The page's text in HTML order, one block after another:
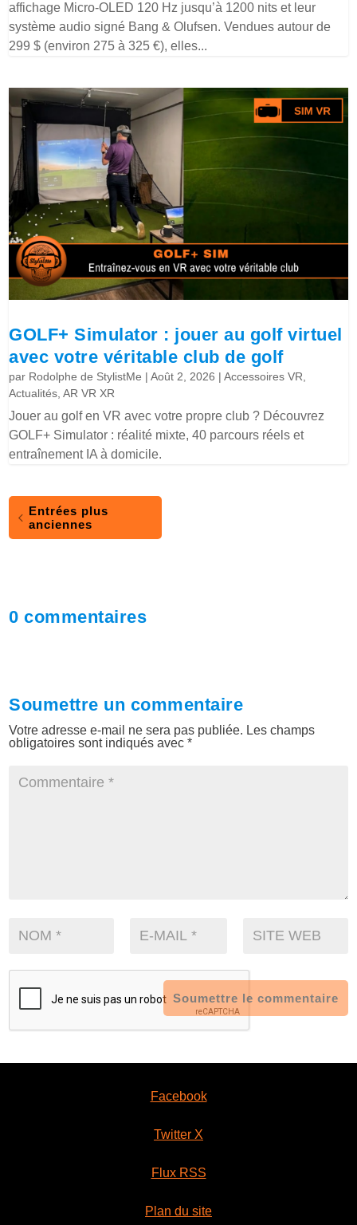
affichage Micro-OLED 120 Hz jusqu’à 1200 nits et leur
système audio signé Bang & Olufsen. Vendues autour de
299 $ (environ 275 à 325 €), elles...
GOLF+ Simulator : jouer au golf virtuel
avec votre véritable club de golf
par Rodolphe de StylistMe |Août 2, 2026 |Accessoires VR
Actualités ,AR VR XR
Jouer au golf en VR avec votre propre club ? Découvrez
GOLF+ Simulator : réalité mixte, 40 parcours réels et
entraînement IA à domicile.
Entrées plus
anciennes
0 commentaires
Soumettre un commentaire
Votre adresse e-mail ne sera pas publiée. Les champs
obligatoires sont indiqués avec*
Soumettre le commentaire
Facebook
Twitter X
Flux RSS
Plan du site